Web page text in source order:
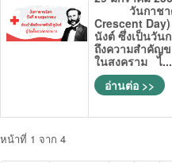
วันกาชาดส
Crescent
นังต์ ซึ่งเป็นวัน
ถึงความสำคัญ
ในสงคราม ไ...
อ่านต่อ >>
หน้าที่ 1 จาก 4